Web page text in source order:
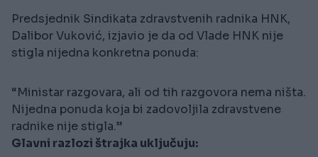
Predsjednik Sindikata zdravstvenih radnika HNK,
Dalibor Vuković, izjavio je da od Vlade HNK nije
stigla nijedna konkretna ponuda:
“Ministar razgovara, ali od tih razgovora nema ništa.
Nijedna ponuda koja bi zadovoljila zdravstvene
radnike nije stigla.”
Glavni razlozi štrajka uključuju: